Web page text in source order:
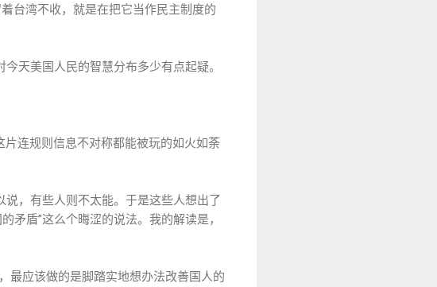
台湾不收，就是在把它当作民主制度的
天美国人民的智慧分布多少有点起疑。
连规则信息不对称都能被玩的如火如荼
，有些人则不太能。于是这些人想出了
矛盾”这么个晦涩的说法。我的解读是，
最应该做的是脚踏实地想办法改善国人的